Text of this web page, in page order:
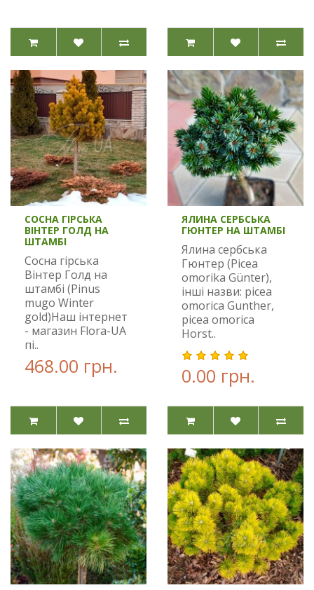
СОСНА ГІРСЬКА
ВІНТЕР ГОЛД НА
ШТАМБІ
Сосна гірська
Вінтер Голд на
штамбі (Pinus
mugo Winter
gold)Наш інтернет
- магазин Flora-UA
пі..
468.00 грн.
ЯЛИНА СЕРБСЬКА
ГЮНТЕР НА ШТАМБІ
Ялина сербська
Гюнтер (Picea
omorika Günter),
інші назви: picea
omorica Gunther,
picea omorica
Horst..
0.00 грн.